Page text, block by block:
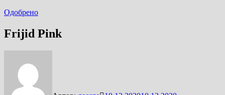
Одобрено
Frijid Pink